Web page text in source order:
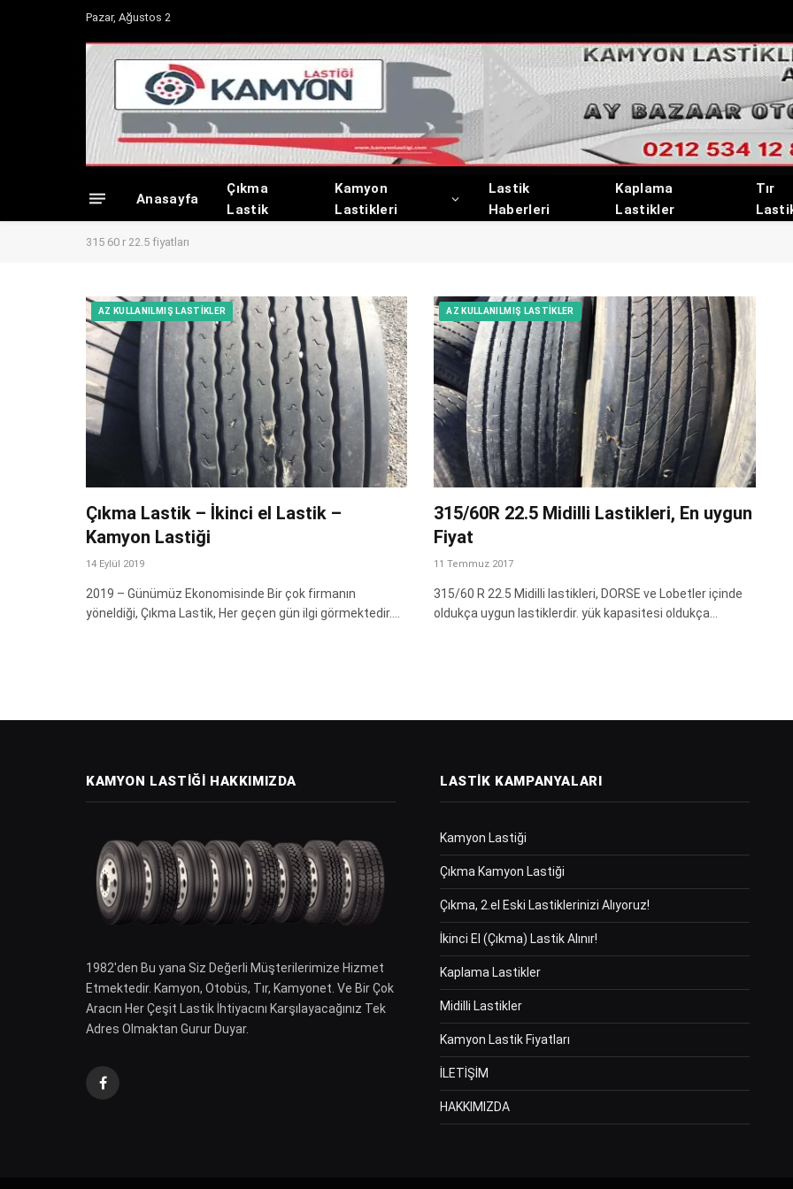
Pazar, Ağustos 2
Anasayfa
Çıkma
Lastik
Kamyon
Lastikleri
Lastik
Haberleri
Kaplama
Lastikler
Tır
315 60 r 22.5 fiyatları
AZ KULLANILMIŞ LASTIKLER
Çıkma Lastik – İkinci el Lastik –
Kamyon Lastiği
14 Eylül 2019
2019 – Günümüz Ekonomisinde Bir çok firmanın
yöneldiği, Çıkma Lastik, Her geçen gün ilgi görmektedir.…
AZ KULLANILMIŞ LASTIKLER
315/60R 22.5 Midilli Lastikleri, En uygun
Fiyat
11 Temmuz 2017
315/60 R 22.5 Midilli lastikleri, DORSE ve Lobetler içinde
oldukça uygun lastiklerdir. yük kapasitesi oldukça…
KAMYON LASTIĞI HAKKIMIZDA
1982′den Bu yana Siz Değerli Müşterilerimize Hizmet
Etmektedir. Kamyon, Otobüs, Tır, Kamyonet. Ve Bir Çok
Aracın Her Çeşit Lastik İhtiyacını Karşılayacağınız Tek
Adres Olmaktan Gurur Duyar.
Facebook
LASTIK KAMPANYALARI
Kamyon Lastiği
Çıkma Kamyon Lastiği
Çıkma, 2.el Eski Lastiklerinizi Alıyoruz!
İkinci El (Çıkma) Lastik Alınır!
Kaplama Lastikler
Midilli Lastikler
Kamyon Lastik Fiyatları
İLETİŞİM
HAKKIMIZDA